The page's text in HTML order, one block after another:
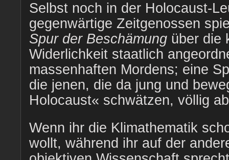
Selbst noch in der Holocaust-
gegenwärtige Zeitgenossen
Spur der Beschämung über die
Widerlichkeit staatlich
massenhaften Mordens; eine
die jenen, die da jung und
Holocaust« schwätzen, völlig
Wenn ihr die Klimathematik
wollt, während ihr auf der